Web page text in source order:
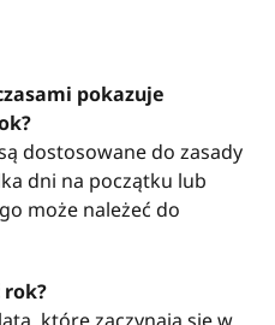
pokazuje
dostosowane do zasady
dni na początku lub
może należeć do